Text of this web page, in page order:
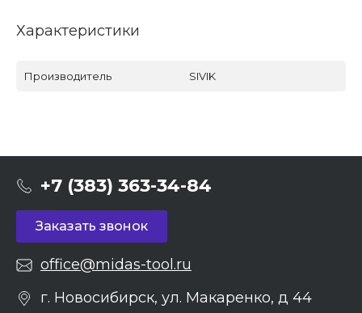
Характеристики
Производитель SIVIK
+7 (383) 363-34-84
Заказать звонок
office@midas-tool.ru
г. Новосибирск, ул. Макаренко, д 44